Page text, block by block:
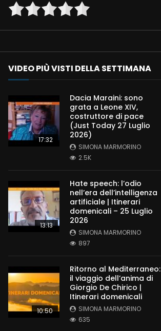
VIDEO PIÙ VISTI DELLA SETTIMANA
17:32
Dacia Maraini: sono
grata a Leone XIV,
costruttore di pace
(Just Today 27 Luglio
2026)
SIMONA MARMORINO
2.5K
13:13
Hate speech: l’odio
nell’era dell’intelligenza
artificiale | Itinerari
domenicali – 25 Luglio
2026
SIMONA MARMORINO
897
10:50
Ritorno al Mediterraneo:
il viaggio dell’anima di
Giorgio De Chirico |
Itinerari domenicali
SIMONA MARMORINO
635